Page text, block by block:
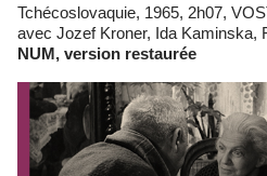
Tchécoslovaquie, 1965, 2h07,
avec Jozef Kroner, Ida Kaminska,
NUM, version restaurée